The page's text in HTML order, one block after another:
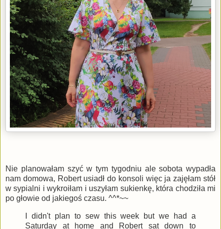
Nie planowałam szyć w tym tygodniu ale sobota wypadła
nam domowa, Robert usiadł do konsoli więc ja zajęłam stół
w sypialni i wykroiłam i uszyłam sukienkę, która chodziła mi
po głowie od jakiegoś czasu. ^^*~~
I didn't plan to sew this week but we had a
Saturday at home and Robert sat down to